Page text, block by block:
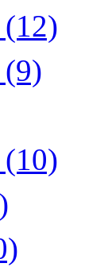
(12)
(9)
(10)